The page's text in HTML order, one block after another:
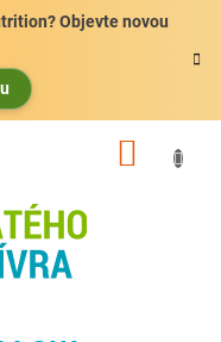
Objevte novou